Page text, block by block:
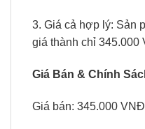
3. Giá cả hợp lý: Sản
giá thành chỉ
Giá Bán & Chính
Giá bán: 345.000 VNĐ